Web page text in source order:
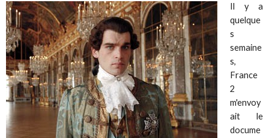
Il y a
quelque
s
semaine
s,
France
2
m'envoy
ait le
docume